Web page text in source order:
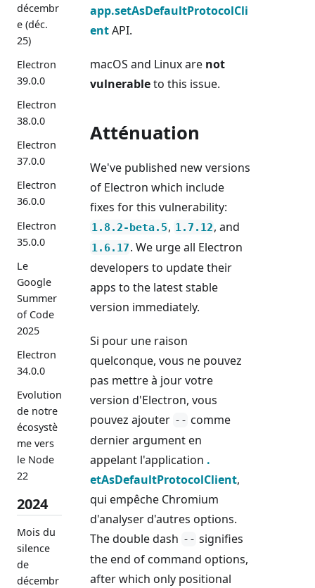
décembr
e (déc.
25)
Electron
39.0.0
Electron
38.0.0
Electron
37.0.0
Electron
36.0.0
Electron
35.0.0
Le
Google
Summer
of Code
2025
Electron
34.0.0
Evolution
de notre
écosystè
me vers
le Node
22
2024
Mois du
silence
de
décembr
app.setAsDefaultProtocolCli
entAPI.
macOS and Linux are not
vulnerableto this issue.
Atténuation
We've published new versions
of Electron which include
fixes for this vulnerability:
1.8.2-beta.5, 1.7.12, and
1.6.17. We urge all Electron
developers to update their
apps to the latest stable
version immediately.
Si pour une raison
quelconque, vous ne pouvez
pas mettre à jour votre
version d'Electron, vous
pouvez ajouter -- comme
dernier argument en
appelant l'application .
etAsDefaultProtocolClient,
qui empêche Chromium
d'analyser d'autres options.
The double dash -- signifies
the end of command options,
after which only positional